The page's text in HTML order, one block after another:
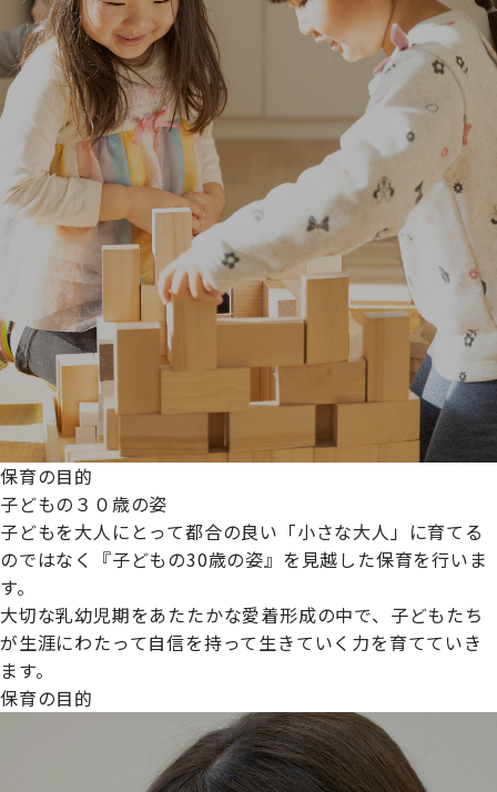
プライムスターほいくえんグループは女性が安心して働き
続けられる環境づくりに取り組んでおり、厚生労働省の
【えるぼし認定(☆☆)】
保育の目的
子どもの３０歳の姿
子どもを大人にとって都合の良い「小さな大人」に育てる
のではなく『子どもの30歳の姿』を見越した保育を行いま
す。
大切な乳幼児期をあたたかな愛着形成の中で、子どもたち
が生涯にわたって自信を持って生きていく力を育てていき
ます。
保育の目的